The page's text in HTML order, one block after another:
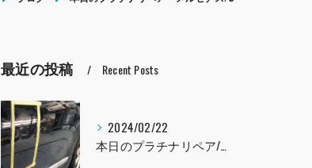
最近の投稿 Recent Posts
2024/02/22
本日のプラチナリペア/レクサスLS460